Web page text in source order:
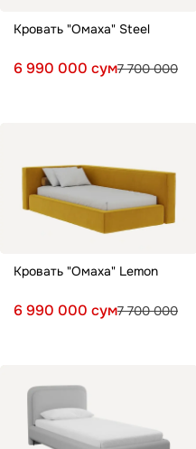
Кровать "Омаха" Steel
6 990 000 сум7 700 000
Кровать "Омаха" Lemon
6 990 000 сум7 700 000